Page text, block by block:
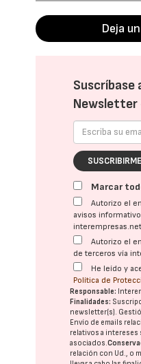
Deja
Suscríbase
Newsletter
Marcar
Autorizo el
avisos
interempresas.net
Autorizo el
de terceros vía
He leído y
Política de
Responsable:
Finalidades:
newsletter(s).
Envío de emails
relativos a intereses
asociados.
relación con Ud., o